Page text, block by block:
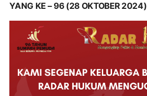
YANG KE – 96 (28 OKTOBER 2024)